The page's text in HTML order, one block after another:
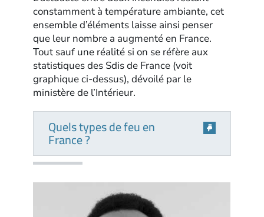
constamment à température ambiante, cet
ensemble d’éléments laisse ainsi penser
que leur nombre a augmenté en France.
Tout sauf une réalité si on se réfère aux
statistiques des Sdis de France (voit
graphique ci-dessus), dévoilé par le
ministère de l’Intérieur.
Quels types de feu en
France ?